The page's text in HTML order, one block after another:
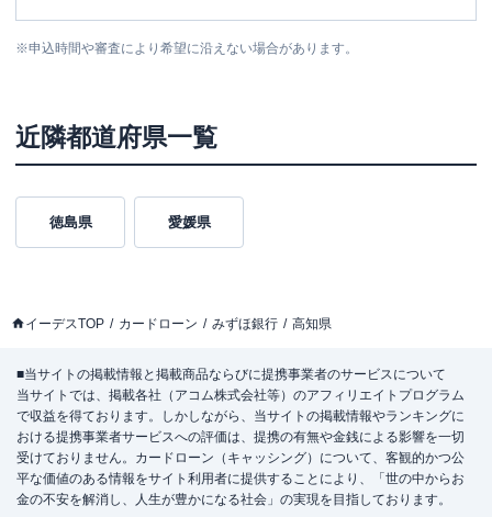
※申込時間や審査により希望に沿えない場合があります。
近隣都道府県一覧
徳島県 愛媛県
イーデスTOP カードローン みずほ銀行 高知県
■当サイトの掲載情報と掲載商品ならびに提携事業者のサービスについて
当サイトでは、掲載各社（アコム株式会社等）のアフィリエイトプログラム
で収益を得ております。しかしながら、当サイトの掲載情報やランキングに
おける提携事業者サービスへの評価は、提携の有無や金銭による影響を一切
受けておりません。カードローン（キャッシング）について、客観的かつ公
平な価値のある情報をサイト利用者に提供することにより、「世の中からお
金の不安を解消し、人生が豊かになる社会」の実現を目指しております。